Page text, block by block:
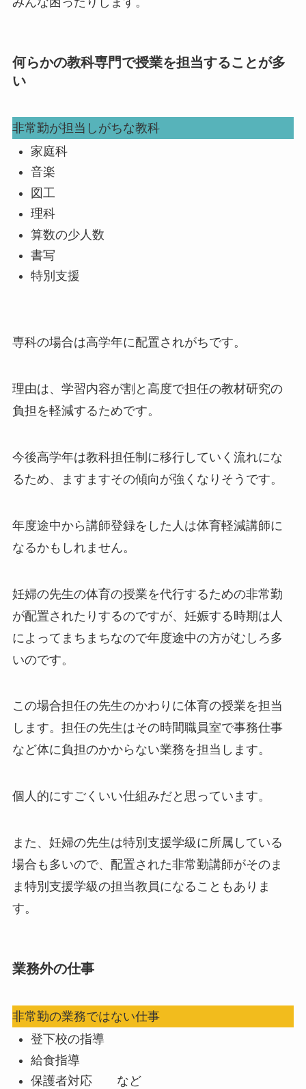
何らかの教科専門で授業を担当することが多
い
非常勤が担当しがちな教科
家庭科
音楽
図工
理科
算数の少人数
書写
特別支援
専科の場合は高学年に配置されがちです。
理由は、学習内容が割と高度で担任の教材研究の
負担を軽減するためです。
今後高学年は教科担任制に移行していく流れにな
るため、ますますその傾向が強くなりそうです。
年度途中から講師登録をした人は体育軽減講師に
なるかもしれません。
妊婦の先生の体育の授業を代行するための非常勤
が配置されたりするのですが、妊娠する時期は人
によってまちまちなので年度途中の方がむしろ多
いのです。
この場合担任の先生のかわりに体育の授業を担当
します。担任の先生はその時間職員室で事務仕事
など体に負担のかからない業務を担当します。
個人的にすごくいい仕組みだと思っています。
また、妊婦の先生は特別支援学級に所属している
場合も多いので、配置された非常勤講師がそのま
ま特別支援学級の担当教員になることもありま
す。
業務外の仕事
非常勤の業務ではない仕事
登下校の指導
給食指導
保護者対応 など